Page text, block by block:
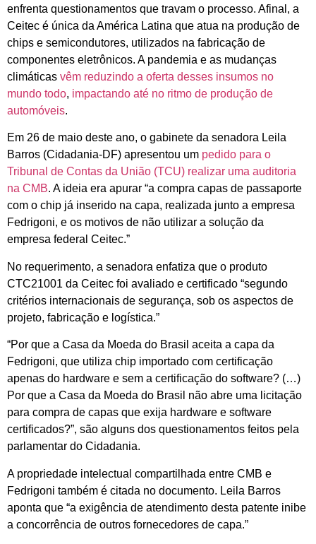
enfrenta questionamentos que travam o processo. Afinal, a
Ceitec é única da América Latina que atua na produção de
chips e semicondutores, utilizados na fabricação de
componentes eletrônicos. A pandemia e as mudanças
climáticas vêm reduzindo a oferta desses insumos no
mundo todo, impactando até no ritmo de produção de
automóveis.
Em 26 de maio deste ano, o gabinete da senadora Leila
Barros (Cidadania-DF) apresentou um pedido para o
Tribunal de Contas da União (TCU) realizar uma auditoria
na CMB. A ideia era apurar “a compra capas de passaporte
com o chip já inserido na capa, realizada junto a empresa
Fedrigoni, e os motivos de não utilizar a solução da
empresa federal Ceitec.”
No requerimento, a senadora enfatiza que o produto
CTC21001 da Ceitec foi avaliado e certificado “segundo
critérios internacionais de segurança, sob os aspectos de
projeto, fabricação e logística.”
“Por que a Casa da Moeda do Brasil aceita a capa da
Fedrigoni, que utiliza chip importado com certificação
apenas do hardware e sem a certificação do software? (…)
Por que a Casa da Moeda do Brasil não abre uma licitação
para compra de capas que exija hardware e software
certificados?”, são alguns dos questionamentos feitos pela
parlamentar do Cidadania.
A propriedade intelectual compartilhada entre CMB e
Fedrigoni também é citada no documento. Leila Barros
aponta que “a exigência de atendimento desta patente inibe
a concorrência de outros fornecedores de capa.”